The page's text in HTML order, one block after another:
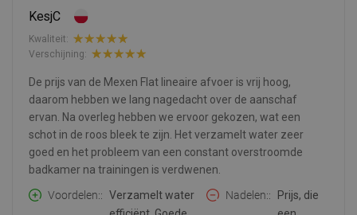
KesjC
Kwaliteit:
Verschijning:
De prijs van de Mexen Flat lineaire afvoer is vrij hoog,
daarom hebben we lang nagedacht over de aanschaf
ervan. Na overleg hebben we ervoor gekozen, wat een
schot in de roos bleek te zijn. Het verzamelt water zeer
goed en het probleem van een constant overstroomde
badkamer na trainingen is verdwenen.
Voordelen:
Verzamelt water
Nadelen:
Prijs, die